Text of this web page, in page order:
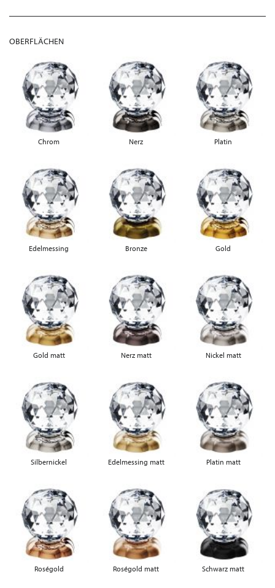
OBERFLÄCHEN
Chrom Nerz Platin
Edelmessing Bronze Gold
Gold matt Nerz matt Nickel matt
Silbernickel Edelmessing matt Platin matt
Roségold Roségold matt Schwarz matt